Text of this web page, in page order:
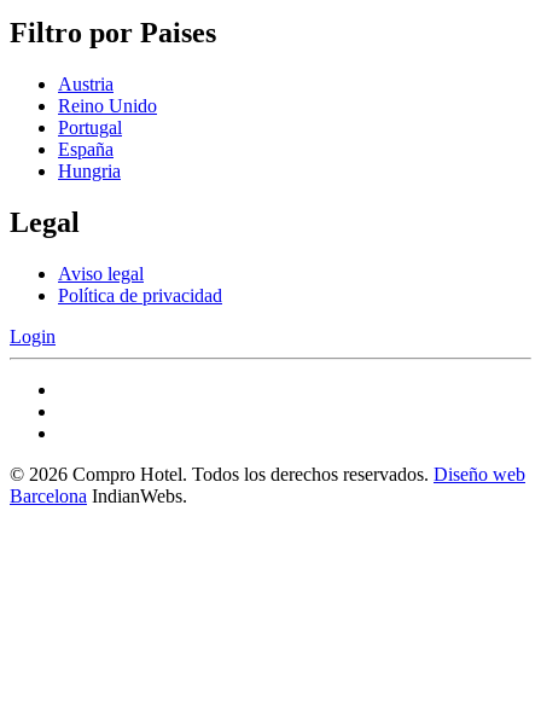
Filtro por Paises
Austria
Reino Unido
Portugal
España
Hungria
Legal
Aviso legal
Política de privacidad
Login
© 2026 Compro Hotel. Todos los derechos reservados. Diseño web
Barcelona IndianWebs.